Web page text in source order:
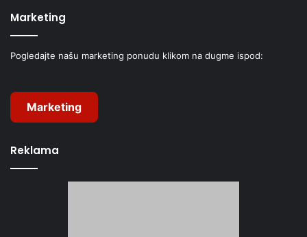
Marketing
Pogledajte našu marketing ponudu klikom na dugme ispod:
Marketing
Reklama